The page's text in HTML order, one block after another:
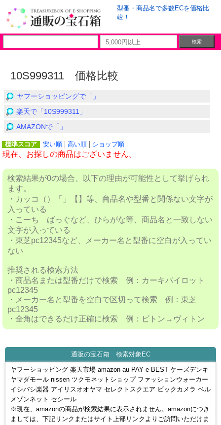
型番・商品名で多数ECを価格比
較！
10S999311 価格比較
ヤフーショッピングで「」
楽天で「10S999311」
AMAZONで「」
標準スコア 安い順 高い順 ショップ順
現在、お探しの商品はございません。
検索結果が0の場合、以下の理由が可能性として挙げられ
ます。
・カッコ（）「」【】等、商品名や型番と関係ない文字が
入っている
・こーち ばっぐなど、ひらがな等、商品名と一致しない
文字が入っている
・東芝pc12345など、メーカー名と型番に空白が入ってい
ない
推奨される検索方法
・商品名または型番だけで検索 例：カーキパイロット
pc12345
・メーカー名と型番を空白で区切って検索 例：東芝
pc12345
・全角はできるだけ正確に検索 例：ビトン→ヴィトン
通販の宝石箱 検索対象EC
ヤフーショッピング 楽天市場 amazon au PAY e-BEST ケーズデンキ
ヤマダモール nissen ツクモネットショップ ファッションウォーカー
イシバシ楽器 アイリスオオヤマ セレクトスクエア ビックカメラ ベル
メゾンネット セシール
※現在、amazonの商品が検索結果に表示されません。amazonにつき
ましては、下記リンクまたはサイト上部リンクよりご訪問いただけま